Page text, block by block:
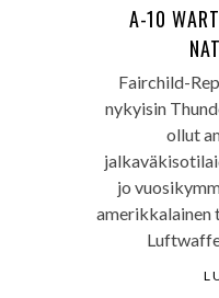
A-10
Fairchild-
nykyisin
ollut
jo
amerikkalainen